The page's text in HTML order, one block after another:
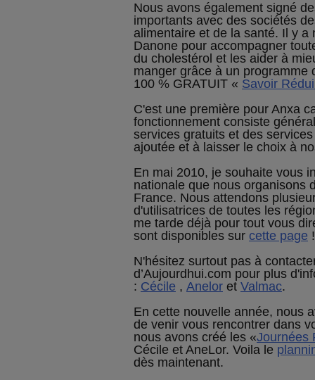
Nous avons également signé
importants avec des sociétés
alimentaire et de la santé. Il y a
Danone pour accompagner
du cholestérol et les aider à
manger grâce à un programme
100 % GRATUIT « Savoir
C'est une première pour Anxa
fonctionnement consiste
services gratuits et des
ajoutée et à laisser le choix à
En mai 2010, je souhaite vous
nationale que nous organisons
France. Nous attendons
d'utilisatrices de toutes les
me tarde déjà pour tout vous
sont disponibles sur cette page !
N'hésitez surtout pas à
d’Aujourdhui.com pour plus
: Cécile , Anelor et Valmac.
En cette nouvelle année, nous
de venir vous rencontrer dans
nous avons créé les «Journées
Cécile et AneLor. Voila le
dès maintenant.